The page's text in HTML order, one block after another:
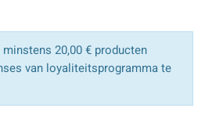
20,00 € producten
van loyaliteitsprogramma te